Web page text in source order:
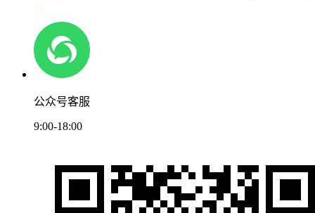
公众号客服
9:00-18:00